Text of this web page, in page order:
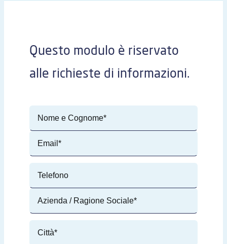
Questo modulo è riservato
alle richieste di informazioni.